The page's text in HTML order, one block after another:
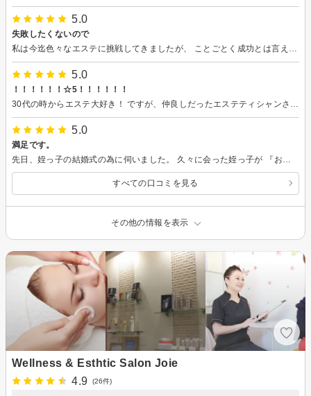
5.0
失敗したくないので
5.0
！！！！！！☆5！！！！！！
5.0
満足です。
すべての口コミを見る
その他の情報を表示
Wellness & Esthtic Salon Joie
4.9
(26件)